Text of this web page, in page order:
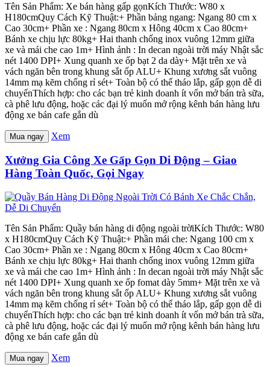
Tên Sản Phẩm: Xe bán hàng gấp gọnKích Thước: W80 x
H180cmQuy Cách Kỹ Thuật:+ Phần bảng ngang: Ngang 80 cm x
Cao 30cm+ Phần xe : Ngang 80cm x Hông 40cm x Cao 80cm+
Bánh xe chịu lực 80kg+ Hai thanh chống inox vuông 12mm giữa
xe và mái che cao 1m+ Hình ảnh : In decan ngoài trời máy Nhật sắc
nét 1400 DPI+ Xung quanh xe ốp bạt 2 da dày+ Mặt trên xe và
vách ngăn bên trong khung sắt ốp ALU+ Khung xương sắt vuông
14mm mạ kẽm chống rỉ sét+ Toàn bộ có thể tháo lắp, gấp gọn dễ di
chuyểnThích hợp: cho các bạn trẻ kinh doanh ít vốn mở bán trà sữa,
cà phê lưu động, hoặc các đại lý muốn mở rộng kênh bán hàng lưu
động xe bán cafe gắn dù
Mua ngay Xem
Xưởng Gia Công Xe Gấp Gọn Di Động – Giao
Hàng Toàn Quốc, Gọi Ngay
Tên Sản Phẩm: Quầy bán hàng di động ngoài trờiKích Thước: W80
x H180cmQuy Cách Kỹ Thuật:+ Phần mái che: Ngang 100 cm x
Cao 30cm+ Phần xe : Ngang 80cm x Hông 40cm x Cao 80cm+
Bánh xe chịu lực 80kg+ Hai thanh chống inox vuông 12mm giữa
xe và mái che cao 1m+ Hình ảnh : In decan ngoài trời máy Nhật sắc
nét 1400 DPI+ Xung quanh xe ốp fomat dày 5mm+ Mặt trên xe và
vách ngăn bên trong khung sắt ốp ALU+ Khung xương sắt vuông
14mm mạ kẽm chống rỉ sét+ Toàn bộ có thể tháo lắp, gấp gọn dễ di
chuyểnThích hợp: cho các bạn trẻ kinh doanh ít vốn mở bán trà sữa,
cà phê lưu động, hoặc các đại lý muốn mở rộng kênh bán hàng lưu
động xe bán cafe gắn dù
Mua ngay Xem